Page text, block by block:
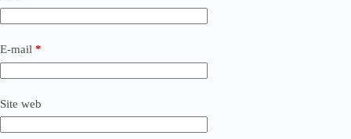
E-mail *
Site web